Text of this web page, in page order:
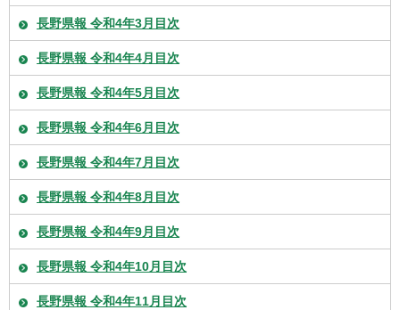
長野県報 令和4年3月目次
長野県報 令和4年4月目次
長野県報 令和4年5月目次
長野県報 令和4年6月目次
長野県報 令和4年7月目次
長野県報 令和4年8月目次
長野県報 令和4年9月目次
長野県報 令和4年10月目次
長野県報 令和4年11月目次